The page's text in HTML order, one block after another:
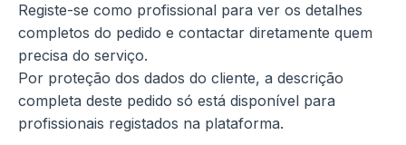
Registe-se como profissional para ver os detalhes
completos do pedido e contactar diretamente quem
precisa do serviço.
Por proteção dos dados do cliente, a descrição
completa deste pedido só está disponível para
profissionais registados na plataforma.